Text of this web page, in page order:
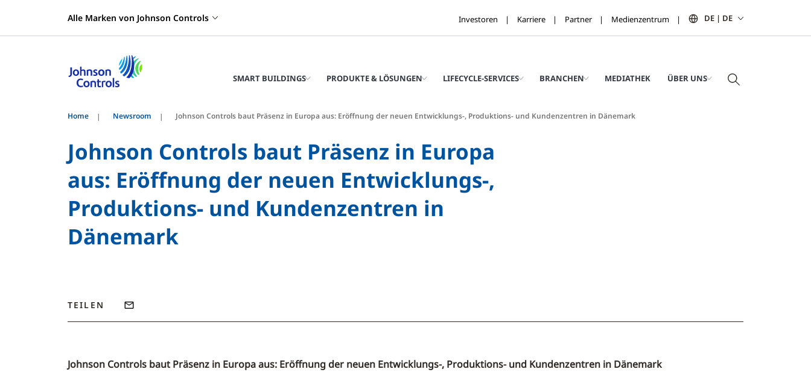
Alle Marken von Johnson Controls Investoren Karriere Partner Medienzentrum DE | DE
SMART BUILDINGS PRODUKTE & LÖSUNGEN LIFECYCLE-SERVICES BRANCHEN MEDIATHEK ÜBER UNS
Home Newsroom Johnson Controls baut Präsenz in Europa aus: Eröffnung der neuen Entwicklungs-, Produktions- und Kundenzentren in Dänemark
Johnson Controls baut Präsenz in Europa
aus: Eröffnung der neuen Entwicklungs-,
Produktions- und Kundenzentren in
Dänemark
TEILEN
Johnson Controls baut Präsenz in Europa aus: Eröffnung der neuen Entwicklungs-, Produktions- und Kundenzentren in Dänemark